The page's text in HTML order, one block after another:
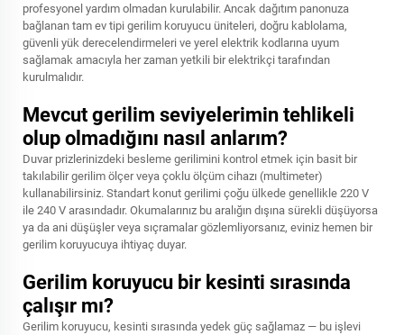
profesyonel yardım olmadan kurulabilir. Ancak dağıtım panonuza
bağlanan tam ev tipi gerilim koruyucu üniteleri, doğru kablolama,
güvenli yük derecelendirmeleri ve yerel elektrik kodlarına uyum
sağlamak amacıyla her zaman yetkili bir elektrikçi tarafından
kurulmalıdır.
Mevcut gerilim seviyelerimin tehlikeli
olup olmadığını nasıl anlarım?
Duvar prizlerinizdeki besleme gerilimini kontrol etmek için basit bir
takılabilir gerilim ölçer veya çoklu ölçüm cihazı (multimeter)
kullanabilirsiniz. Standart konut gerilimi çoğu ülkede genellikle 220 V
ile 240 V arasındadır. Okumalarınız bu aralığın dışına sürekli düşüyorsa
ya da ani düşüşler veya sıçramalar gözlemliyorsanız, eviniz hemen bir
gerilim koruyucuya ihtiyaç duyar.
Gerilim koruyucu bir kesinti sırasında
çalışır mı?
Gerilim koruyucu, kesinti sırasında yedek güç sağlamaz — bu işlevi